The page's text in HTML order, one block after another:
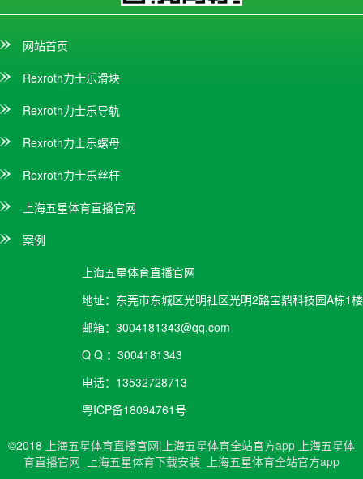
网站首页
Rexroth力士乐滑块
Rexroth力士乐导轨
Rexroth力士乐螺母
Rexroth力士乐丝杆
上海五星体育直播官网
案例
上海五星体育直播官网
地址： 东莞市东城区光明社区光明2路宝鼎科技园A栋1楼
邮箱： 3004181343@qq.com
Q Q ： 3004181343
电话： 13532728713
粤ICP备18094761号
©2018 上海五星体育直播官网|上海五星体育全站官方app 上海五星体
育直播官网
上海五星体育下载安装 上海五星体育全站官方app